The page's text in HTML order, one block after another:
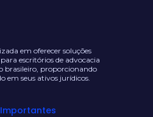
em oferecer soluções
escritórios de advocacia
brasileiro, proporcionando
em seus ativos jurídicos.
Importantes